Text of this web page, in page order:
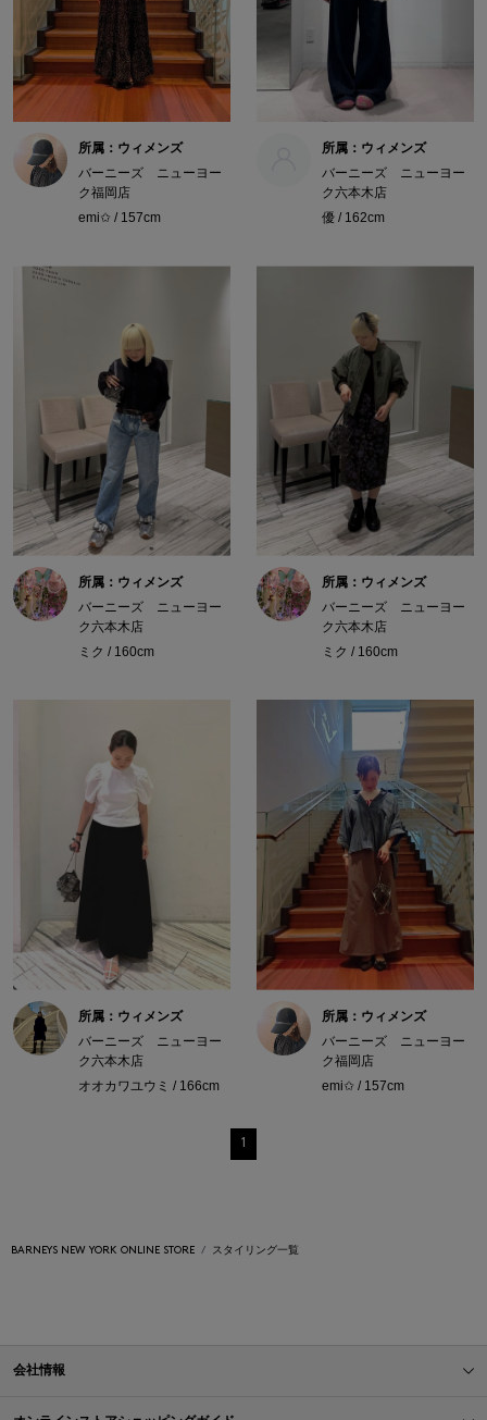
所属：ウィメンズ
バーニーズ ニューヨー
ク福岡店
emi✩ / 157cm
所属：ウィメンズ
バーニーズ ニューヨー
ク六本木店
優 / 162cm
所属：ウィメンズ
バーニーズ ニューヨー
ク六本木店
ミク / 160cm
所属：ウィメンズ
バーニーズ ニューヨー
ク六本木店
ミク / 160cm
所属：ウィメンズ
バーニーズ ニューヨー
ク六本木店
オオカワユウミ / 166cm
所属：ウィメンズ
バーニーズ ニューヨー
ク福岡店
emi✩ / 157cm
1
BARNEYS NEW YORK ONLINE STORE スタイリング一覧
会社情報